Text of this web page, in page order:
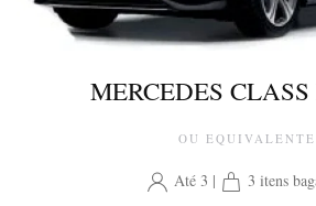
MERCEDES
OU EQUIVALENTE
Até 3 | 3 itens